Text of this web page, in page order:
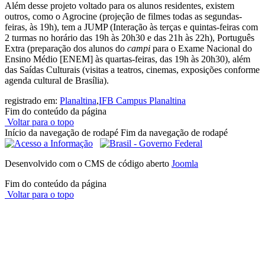
Além desse projeto voltado para os alunos residentes, existem
outros, como o Agrocine (projeção de filmes todas as segundas-
feiras, às 19h), tem a JUMP (Interação às terças e quintas-feiras com
2 turmas no horário das 19h às 20h30 e das 21h às 22h), Português
Extra (preparação dos alunos do campi para o Exame Nacional do
Ensino Médio [ENEM] às quartas-feiras, das 19h às 20h30), além
das Saídas Culturais (visitas a teatros, cinemas, exposições conforme
agenda cultural de Brasília).
registrado em: Planaltina,IFB Campus Planaltina
Fim do conteúdo da página
Voltar para o topo
Início da navegação de rodapé Fim da navegação de rodapé
Desenvolvido com o CMS de código aberto Joomla
Fim do conteúdo da página
Voltar para o topo